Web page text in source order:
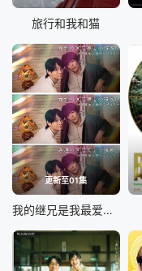
旅行和我和猫
更新至01集
我的继兄是我最爱的小说家！？